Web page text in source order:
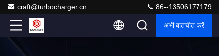
craft@turbocharger.cn 86--13506177179
अभी बातचीत करें